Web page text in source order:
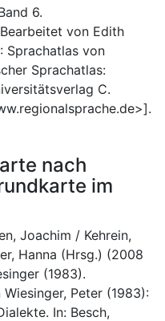
6.
von Edith
Sprachatlas von
Sprachatlas:
C.
nach
im
Joachim / Kehrein,
Hanna (Hrsg.) (2008
(1983).
Peter (1983):
In: Besch,